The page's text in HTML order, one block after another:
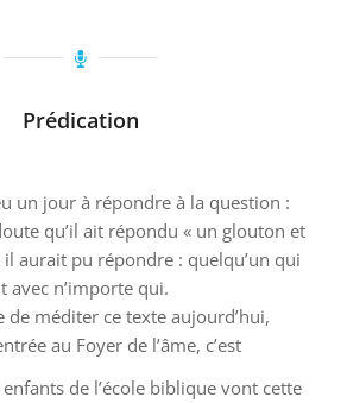
Prédication
un jour à répondre à la question :
qu’il ait répondu « un glouton et
aurait pu répondre : quelqu’un qui
avec n’importe qui.
de méditer ce texte aujourd’hui,
au Foyer de l’âme, c’est
de l’école biblique vont cette